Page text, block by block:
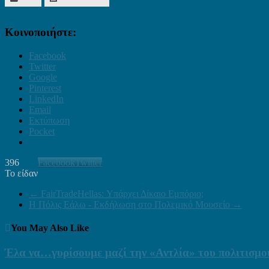
Κοινοποιήστε:
Facebook
Twitter
Google
Pinterest
LinkedIn
Email
Εκτύπωση
Pocket
396
Το είδαν
FacebookTwitter
← FairTradeHellas: Υπάρχει Δίκαιο Εμπόριο;
Η Πόλις Εάλω - Εκδήλωση στο Πολεμικό Μουσείο →
You May Also Like
Έλα να…γυρίσουμε μαζί την «Αντλία» του